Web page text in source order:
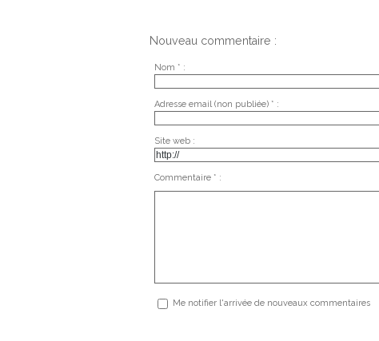
Nouveau commentaire :
Nom * :
Adresse email (non publiée) * :
Site web :
Commentaire * :
Me notifier l'arrivée de nouveaux commentaires